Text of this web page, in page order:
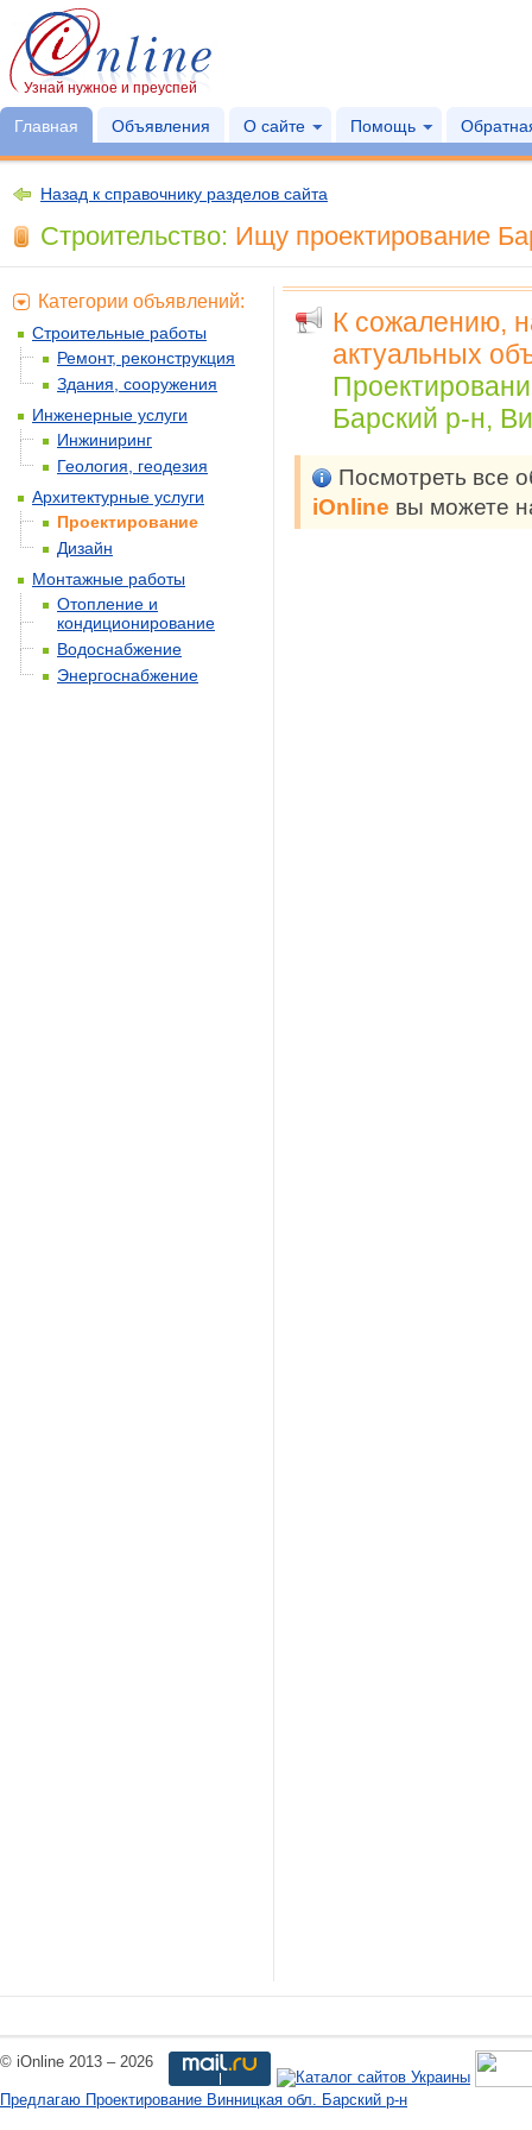
Узнай нужное и преуспей
Главная Объявления О сайте Помощь
Назад к справочнику разделов сайта
Строительство: Ищу проектирование
К сожалению,
актуальных
Барский р-н,
Посмотреть все
iOnline вы можете
Категории объявлений:
Строительные работы
Ремонт, реконструкция
Здания, сооружения
Инженерные услуги
Инжиниринг
Геология, геодезия
Архитектурные услуги
Проектирование
Дизайн
Монтажные работы
Отопление и
кондиционирование
Водоснабжение
Энергоснабжение
© iOnline 2013 – 2026
Предлагаю Проектирование Винницкая обл. Барский р-н